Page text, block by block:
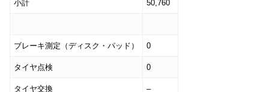
小計 50,760
ブレーキ測定（ディスク・パッド） 0
タイヤ点検 0
タイヤ交換 –